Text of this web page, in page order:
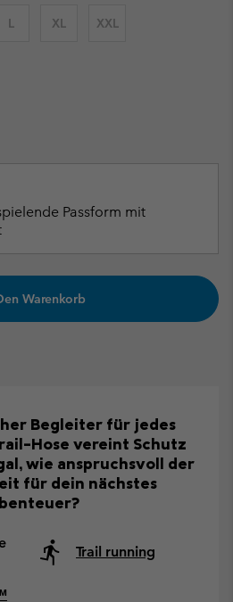
L XL XXL
Passform mit
Warenkorb
Begleiter für jedes
Hose vereint Schutz
wie anspruchsvoll der
für dein nächstes
Trail running